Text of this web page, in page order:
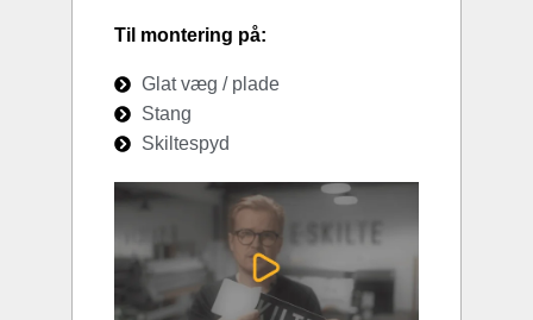
Til montering på:
Glat væg / plade
Stang
Skiltespyd